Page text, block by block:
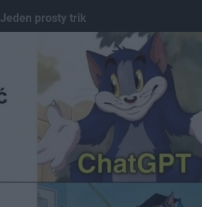
Jeden prosty trik